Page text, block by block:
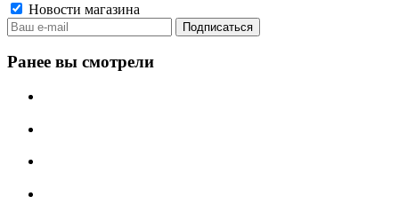
Новости магазина
Ранее вы смотрели